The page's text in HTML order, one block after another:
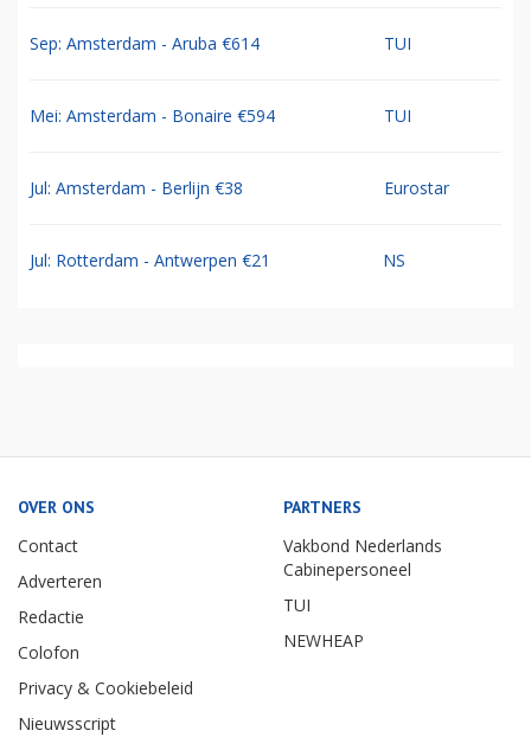
Sep: Amsterdam - Aruba €614 TUI
Mei: Amsterdam - Bonaire €594 TUI
Jul: Amsterdam - Berlijn €38 Eurostar
Jul: Rotterdam - Antwerpen €21 NS
OVER ONS
Contact
Adverteren
Redactie
Colofon
Privacy & Cookiebeleid
Nieuwsscript
PARTNERS
Vakbond Nederlands
Cabinepersoneel
TUI
NEWHEAP